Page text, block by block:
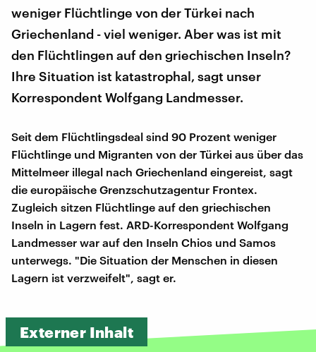
weniger Flüchtlinge von der Türkei nach
Griechenland - viel weniger. Aber was ist mit
den Flüchtlingen auf den griechischen Inseln?
Ihre Situation ist katastrophal, sagt unser
Korrespondent Wolfgang Landmesser.
Seit dem Flüchtlingsdeal sind 90 Prozent weniger
Flüchtlinge und Migranten von der Türkei aus über das
Mittelmeer illegal nach Griechenland eingereist, sagt
die europäische Grenzschutzagentur Frontex.
Zugleich sitzen Flüchtlinge auf den griechischen
Inseln in Lagern fest. ARD-Korrespondent Wolfgang
Landmesser war auf den Inseln Chios und Samos
unterwegs. "Die Situation der Menschen in diesen
Lagern ist verzweifelt", sagt er.
Externer Inhalt